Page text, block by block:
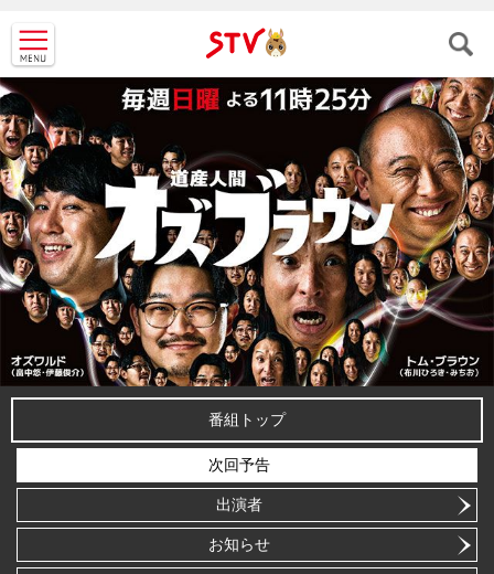
ＳＴＶ札
幌テレビ
番組トップ
次回予告
出演者
お知らせ